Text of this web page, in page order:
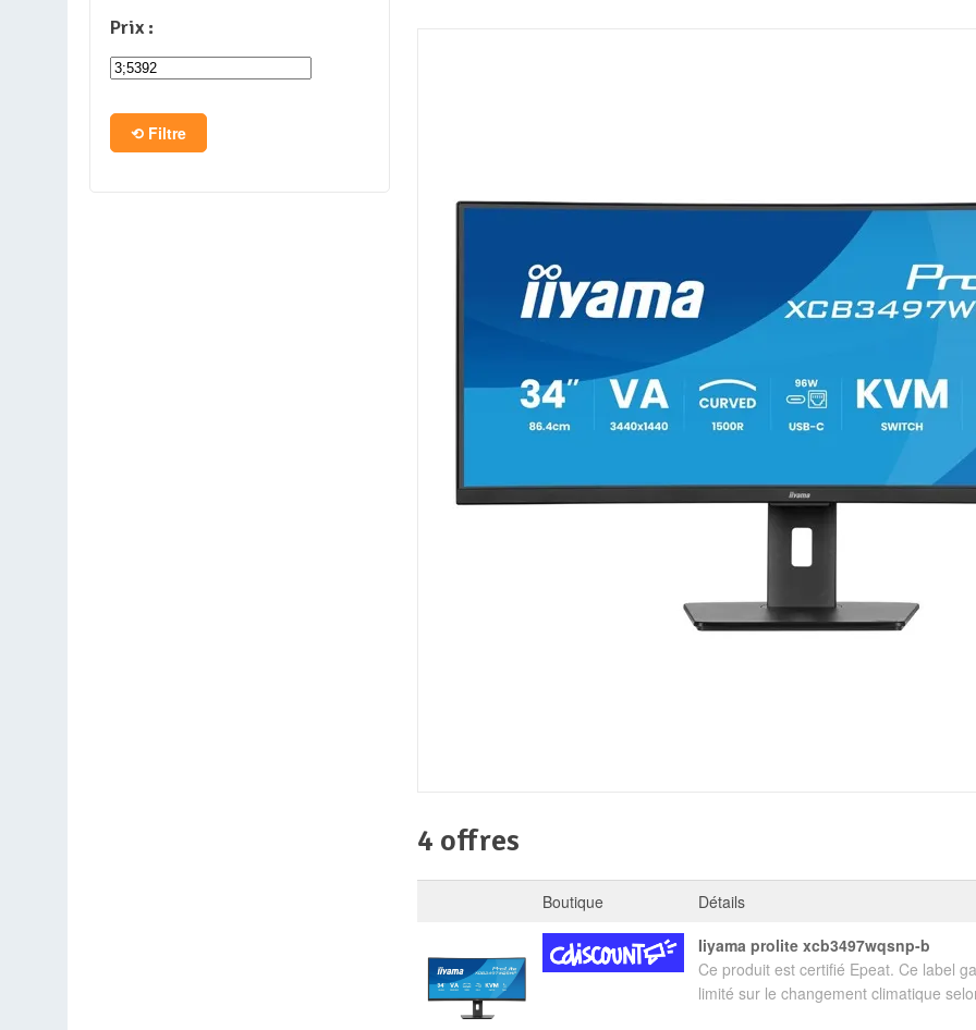
Tablettes
Disque SSD
4 offres
Boutique Détails
iiyama prolite xcb3497wqsnp-b
Ce produit est certifié Epeat. Ce label
limité sur le changement climatique
Prix :
Filtre